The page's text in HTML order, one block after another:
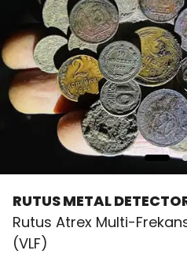
RUTUS METAL
Rutus Atrex Multi-
(VLF)